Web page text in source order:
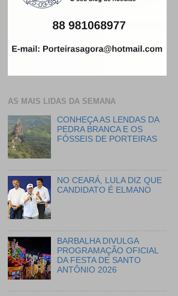
AS MAIS LIDAS DA SEMANA
CONHEÇA AS LENDAS DA
PEDRA BRANCA E OS
FÓSSEIS DE PORTEIRAS
NO CEARÁ, LULA DIZ QUE
CANDIDATO É ELMANO
BARBALHA DIVULGA
PROGRAMAÇÃO OFICIAL
DA FESTA DE SANTO
ANTÔNIO 2026